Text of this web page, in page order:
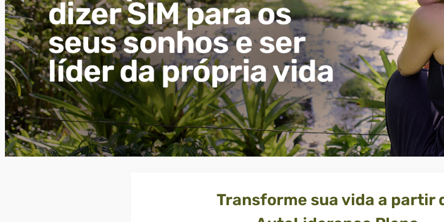
Transforme sua vida a partir